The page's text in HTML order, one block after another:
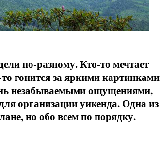
по-разному. Кто-то мечтает
гонится за яркими картинками
незабываемыми ощущениями,
организации уикенда. Одна из
но обо всем по порядку.